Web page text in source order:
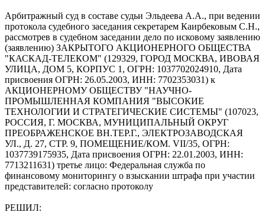
Арбитражный суд в составе судьи Эльдеева А.А., при ведении
протокола судебного заседания секретарем Каирбековым С.Н.,
рассмотрев в судебном заседании дело по исковому заявлению
(заявлению) ЗАКРЫТОГО АКЦИОНЕРНОГО ОБЩЕСТВА
"КАСКАД-ТЕЛЕКОМ" (129329, ГОРОД МОСКВА, ИВОВАЯ
УЛИЦА, ДОМ 5, КОРПУС 1, ОГРН: 1037702024910, Дата
присвоения ОГРН: 26.05.2003, ИНН: 7702353031) к
АКЦИОНЕРНОМУ ОБЩЕСТВУ "НАУЧНО-
ПРОМЫШЛЕННАЯ КОМПАНИЯ "ВЫСОКИЕ
ТЕХНОЛОГИИ И СТРАТЕГИЧЕСКИЕ СИСТЕМЫ" (107023,
РОССИЯ, Г. МОСКВА, МУНИЦИПАЛЬНЫЙ ОКРУГ
ПРЕОБРАЖЕНСКОЕ ВН.ТЕР.Г., ЭЛЕКТРОЗАВОДСКАЯ
УЛ., Д. 27, СТР. 9, ПОМЕЩЕНИЕ/КОМ. VII/35, ОГРН:
1037739175935, Дата присвоения ОГРН: 22.01.2003, ИНН:
7713211631) третье лицо: Федеральная служба по
финансовому мониторингу о взыскании штрафа при участии
представителей: согласно протоколу
РЕШИЛ: